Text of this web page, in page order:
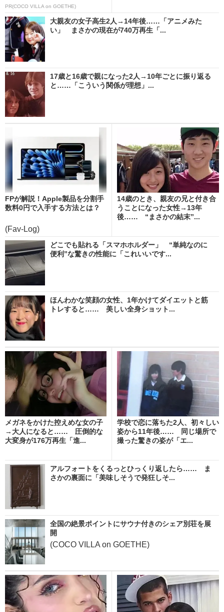
PR(COCO VILLA on GOETHE)
大親友の女子高生2人→14年後……「アニメみた
い」 まさかの現在が740万再生「...
17歳と16歳で親になった2人→10年ごとに振り返る
と……「こういう関係が理想」...
FPが解説！Apple製品を分割手
数料0円で入手する方法とは？
(Fav-Log)
14歳のとき、親友の兄と付き合
うことになった女性→13年
後…… “まさかの結末”...
どこでも貼れる「スマホホルダー」 “単純なのに
便利”な驚きの性能に「これいいです...
ほんわかな笑顔の女性、1年かけてダイエットと筋
トレすると…… 美しい全身ショット...
メガネをかけた控えめな女の子
→大人になると…… 圧倒的な
大変身が176万再生「進...
学校で恋に落ちた2人、初々しい
姿から11年後…… 同じ場所で
撮った驚きの姿が「エ...
アルフォートをくるっとひっくり返したら…… ま
さかの裏面に「美味しそうで発狂しそ...
全国の絶景ポイントにサウナ付きのシェア別荘を展
開
(COCO VILLA on GOETHE)